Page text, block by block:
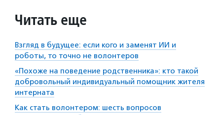
Читать еще
Взгляд в будущее: если кого и заменят ИИ и
роботы, то точно не волонтеров
«Похоже на поведение родственника»: кто такой
добровольный индивидуальный помощник жителя
интерната
Как стать волонтером: шесть вопросов